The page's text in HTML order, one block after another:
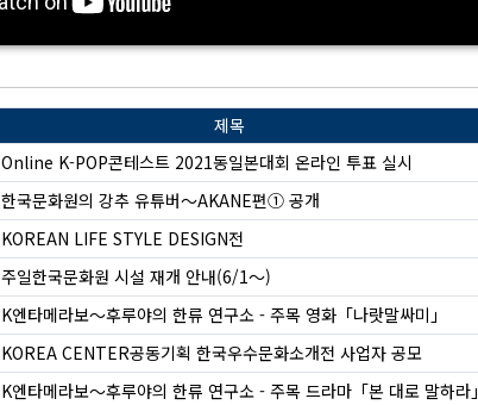
제목
Online K-POP콘테스트 2021동일본대회 온라인 투표 실시
한국문화원의 강추 유튜버～AKANE편① 공개
KOREAN LIFE STYLE DESIGN전
​​​​​​​주일한국문화원 시설 재개 안내(6/1～)
K엔타메라보～후루야의 한류 연구소 - 주목 영화「나랏말싸미」
KOREA CENTER공동기획 한국우수문화소개전 사업자 공모
K엔타메라보～후루야의 한류 연구소 - 주목 드라마「본 대로 말하라」